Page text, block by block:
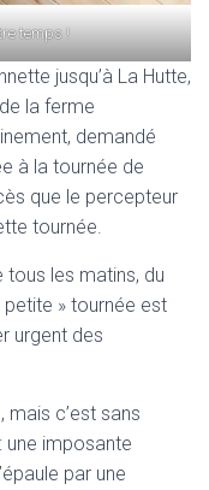
temps !
jusqu’à La Hutte,
la ferme
demandé
à la tournée de
que le percepteur
tournée.
tous les matins, du
petite » tournée est
urgent des
mais c’est sans
une imposante
par une